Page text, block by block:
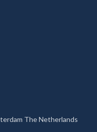
The Netherlands